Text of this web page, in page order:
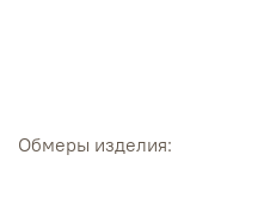
Обмеры изделия: